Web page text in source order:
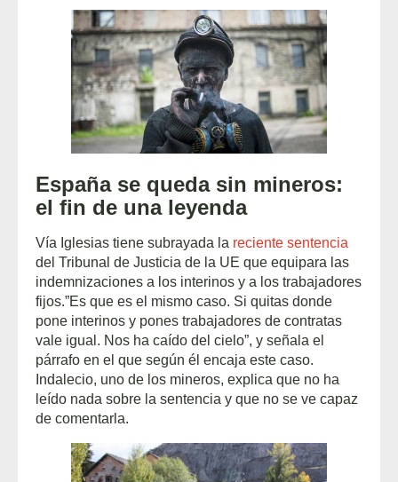
España se queda sin mineros:
el fin de una leyenda
Vía Iglesias tiene subrayada la reciente sentencia
del Tribunal de Justicia de la UE que equipara las
indemnizaciones a los interinos y a los trabajadores
fijos.”Es que es el mismo caso. Si quitas donde
pone interinos y pones trabajadores de contratas
vale igual. Nos ha caído del cielo”, y señala el
párrafo en el que según él encaja este caso.
Indalecio, uno de los mineros, explica que no ha
leído nada sobre la sentencia y que no se ve capaz
de comentarla.